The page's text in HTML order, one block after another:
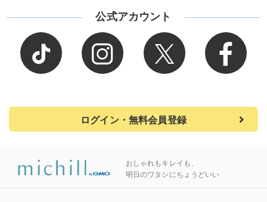
公式アカウント
ログイン・無料会員登録
おしゃれもキレイも、
明日のワタシにちょうどいい